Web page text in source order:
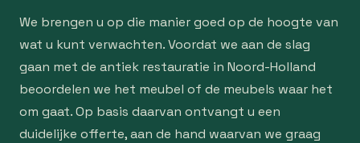
We brengen u op die manier goed op de hoogte van
wat u kunt verwachten. Voordat we aan de slag
gaan met de antiek restauratie in Noord-Holland
beoordelen we het meubel of de meubels waar het
om gaat. Op basis daarvan ontvangt u een
duidelijke offerte, aan de hand waarvan we graag